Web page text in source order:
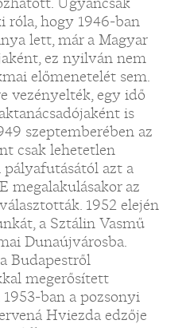
róla, hogy 1946-ban
lett, már a Magyar
ez nyilván nem
előmenetelét sem.
vezényelték, egy idő
is
szeptemberében az
csak lehetetlen
azt a
megalakulásakor az
1952 elején
a Sztálin Vasmű
Dunaújvárosba.
Budapestről
megerősített
ban a pozsonyi
Hviezda edzője